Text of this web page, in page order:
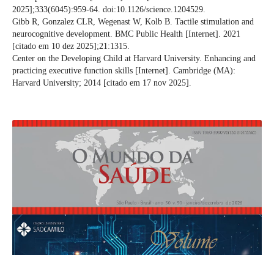
2025];333(6045):959-64. doi:10.1126/science.1204529.
Gibb R, Gonzalez CLR, Wegenast W, Kolb B. Tactile stimulation and
neurocognitive development. BMC Public Health [Internet]. 2021
[citado em 10 dez 2025];21:1315.
Center on the Developing Child at Harvard University. Enhancing and
practicing executive function skills [Internet]. Cambridge (MA):
Harvard University; 2014 [citado em 17 nov 2025].